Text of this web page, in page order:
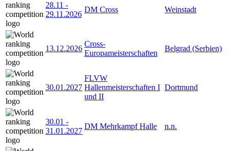
28.11 -
29.11.2026
DM Cross Weinstadt
13.12.2026
Cross-
Europameisterschaften
Belgrad (Serbien)
30.01.2027
FLVW
Hallenmeisterschaften I
und II
Dortmund
30.01 -
31.01.2027
DM Mehrkampf Halle n.n.